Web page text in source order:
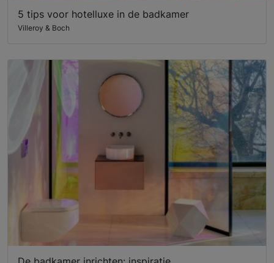
5 tips voor hotelluxe in de badkamer
Villeroy & Boch